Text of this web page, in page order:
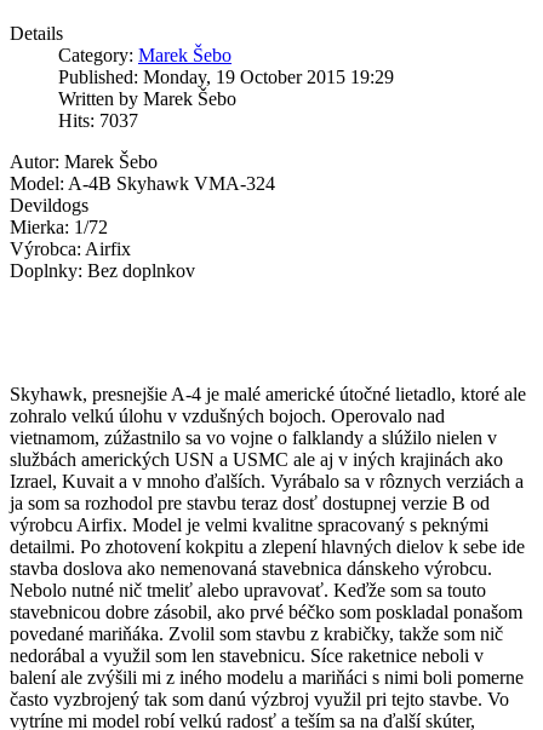
Details
Category: Marek Šebo
Published: Monday, 19 October 2015 19:29
Written by Marek Šebo
Hits: 7037
Autor: Marek Šebo
Model: A-4B Skyhawk VMA-324
Devildogs
Mierka: 1/72
Výrobca: Airfix
Doplnky: Bez doplnkov
Skyhawk, presnejšie A-4 je malé americké útočné lietadlo, ktoré ale
zohralo velkú úlohu v vzdušných bojoch. Operovalo nad
vietnamom, zúžastnilo sa vo vojne o falklandy a slúžilo nielen v
službách amerických USN a USMC ale aj v iných krajinách ako
Izrael, Kuvait a v mnoho ďalších. Vyrábalo sa v rôznych verziách a
ja som sa rozhodol pre stavbu teraz dosť dostupnej verzie B od
výrobcu Airfix. Model je velmi kvalitne spracovaný s peknými
detailmi. Po zhotovení kokpitu a zlepení hlavných dielov k sebe ide
stavba doslova ako nemenovaná stavebnica dánskeho výrobcu.
Nebolo nutné nič tmeliť alebo upravovať. Keďže som sa touto
stavebnicou dobre zásobil, ako prvé béčko som poskladal ponašom
povedané mariňáka. Zvolil som stavbu z krabičky, takže som nič
nedorábal a využil som len stavebnicu. Síce raketnice neboli v
balení ale zvýšili mi z iného modelu a mariňáci s nimi boli pomerne
často vyzbrojený tak som danú výzbroj využil pri tejto stavbe. Vo
vytríne mi model robí velkú radosť a teším sa na ďalší skúter,